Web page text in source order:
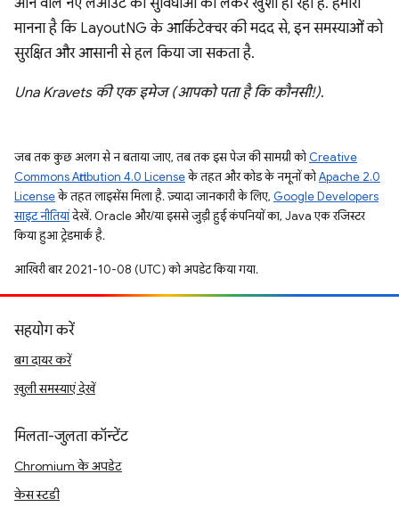
आने वाले नए लेआउट की सुविधाओं को लेकर खुशी हो रही है. हमारा
मानना है कि LayoutNG के आर्किटेक्चर की मदद से, इन समस्याओं को
सुरक्षित और आसानी से हल किया जा सकता है.
Una Kravets की एक इमेज (आपको पता है कि कौनसी!).
जब तक कुछ अलग से न बताया जाए, तब तक इस पेज की सामग्री कोCreative
Commons Attribution 4.0 Licenseके तहत और कोड के नमूनों कोApache 2.0
Licenseके तहत लाइसेंस मिला है. ज़्यादा जानकारी के लिए, Google Developers
साइट नीतियांदेखें. Oracle और/या इससे जुड़ी हुई कंपनियों का, Java एक रजिस्टर
किया हुआ ट्रेडमार्क है.
आखिरी बार 2021-10-08 (UTC) को अपडेट किया गया.
सहयोग करें
बग दायर करें
खुली समस्याएं देखें
मिलता-जुलता कॉन्टेंट
Chromium के अपडेट
केस स्टडी